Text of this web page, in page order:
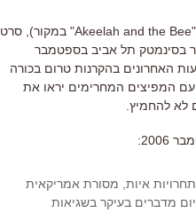
הרגע נודע לי שבשבוע הבא יעלה בארץ הסרט "לחלום באותיות" ("Akeelah and the Bee" במקור), סרט
בסינמטק תל אביב בספטמבר
האחרונים בהקרנות טרום בכורה
המפיצים המחרימים יראו את
לא להחמיץ.
איות, מסורת אמריקאית
מדברים בעיקר בשגיאות